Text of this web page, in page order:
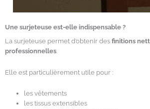
Une surjeteuse est-elle indispensable ?
La surjeteuse permet d’obtenir des finitions
professionnelles.
Elle est particulièrement utile pour :
les vêtements
les tissus extensibles